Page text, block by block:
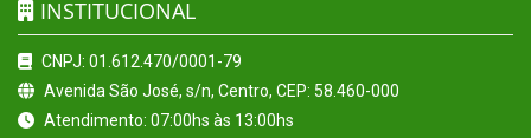
INSTITUCIONAL
CNPJ: 01.612.470/0001-79
Avenida São José, s/n, Centro, CEP: 58.460-000
Atendimento: 07:00hs às 13:00hs